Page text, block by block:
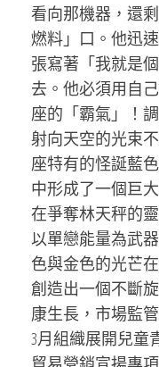
看向那機器，還
燃料」口。他迅
張寫著「我就是
去。他必須用自
座的「霸氣」！
射向天空的光束
座特有的怪誕藍
中形成了一個巨
在爭奪林天秤的
以單戀能量為武
色與金色的光芒
創造出一個不斷
康生長，市場監管
3月組織展開兒童